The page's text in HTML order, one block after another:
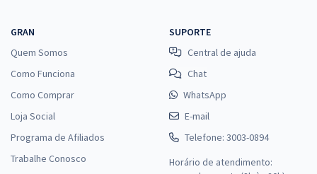
GRAN
Quem Somos
Como Funciona
Como Comprar
Loja Social
Programa de Afiliados
Trabalhe Conosco
SUPORTE
Central de ajuda
Chat
WhatsApp
E-mail
Telefone: 3003-0894
Horário de atendimento: